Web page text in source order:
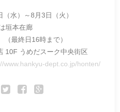
）～8月3日（火）
在廊
終日16時まで）
うめだスーク中央街区
www.hankyu-dept.co.jp/honten/